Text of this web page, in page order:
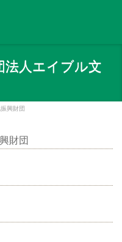
法人エイブル文
興財団
財団